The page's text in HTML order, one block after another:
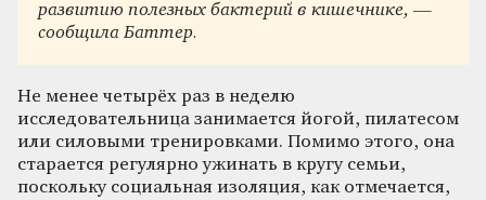
развитию полезных бактерий в кишечнике, —
сообщила Баттер.
Не менее четырёх раз в неделю
исследовательница занимается йогой, пилатесом
или силовыми тренировками. Помимо этого, она
старается регулярно ужинать в кругу семьи,
поскольку социальная изоляция, как отмечается,